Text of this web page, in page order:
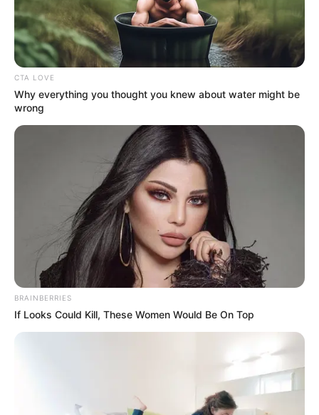
CTA LOVE
Why everything you thought you knew about water might be
wrong
BRAINBERRIES
If Looks Could Kill, These Women Would Be On Top